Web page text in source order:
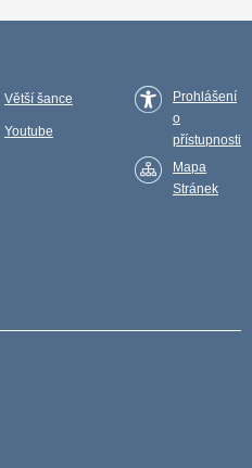
Větší šance
Youtube
Prohlášení
o
přístupnosti
Mapa
Stránek